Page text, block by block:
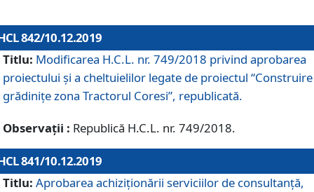
842/10.12.2019
Titlu: Modificarea H.C.L. nr. 749/2018 privind aprobarea
proiectului și a cheltuielilor legate de proiectul “Construire
grădinițe zona Tractorul Coresi”, republicată.
Observații : Republică H.C.L. nr. 749/2018.
841/10.12.2019
Titlu: Aprobarea achiziționării serviciilor de consultanță,